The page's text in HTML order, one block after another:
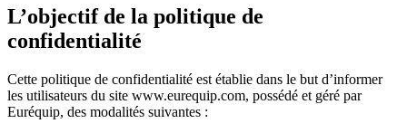
L’objectif de la politique de
confidentialité
Cette politique de confidentialité est établie dans le but d’informer
les utilisateurs du site www.eurequip.com, possédé et géré par
Euréquip, des modalités suivantes :